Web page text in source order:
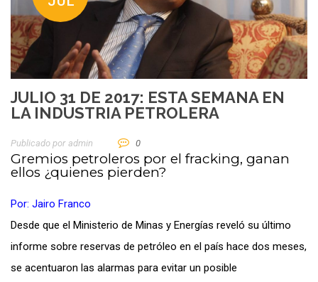
JULIO 31 DE 2017: ESTA SEMANA EN
LA INDUSTRIA PETROLERA
Publicado por Admin 0
Gremios petroleros por el fracking, ganan
ellos ¿quienes pierden?
Por: Jairo Franco
Desde que el Ministerio de Minas y Energías reveló su último
informe sobre reservas de petróleo en el país hace dos meses,
se acentuaron las alarmas para evitar un posible